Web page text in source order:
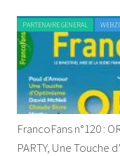
PARTENAIRE GENERAL
FrancoFans n°120 :
PARTY, Une Touche